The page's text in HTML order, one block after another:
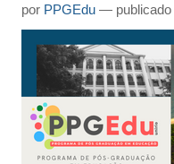
por PPGEdu — publicado